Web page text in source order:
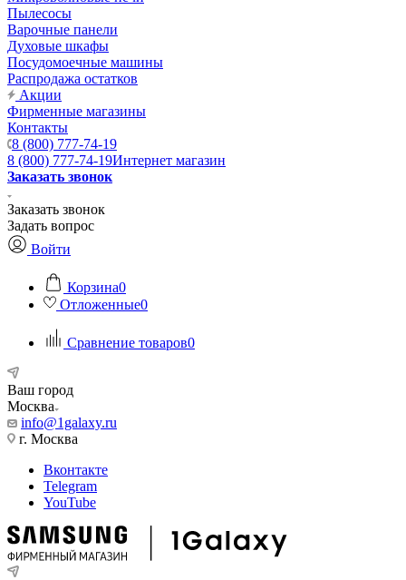
Пылесосы
Варочные панели
Духовые шкафы
Посудомоечные машины
Распродажа остатков
Акции
Фирменные магазины
Контакты
8 (800) 777-74-19
8 (800) 777-74-19Интернет магазин
Заказать звонок
Заказать звонок
Задать вопрос
Войти
Корзина0
Отложенные0
Сравнение товаров0
Ваш город
Москва
info@1galaxy.ru
г. Москва
Вконтакте
Telegram
YouTube